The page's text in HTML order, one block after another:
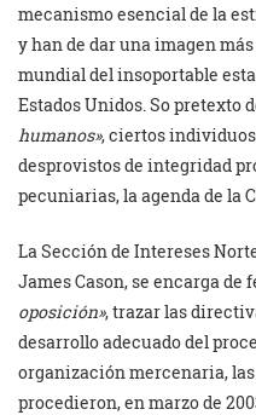
mecanismo esencial de la
y han de dar una imagen
mundial del insoportable
Estados Unidos. So pretexto
humanos», ciertos
desprovistos de integridad
pecuniarias, la agenda de la
La Sección de Intereses
James Cason, se encarga de
oposición», trazar las
desarrollo adecuado del
organización mercenaria,
procedieron, en marzo de